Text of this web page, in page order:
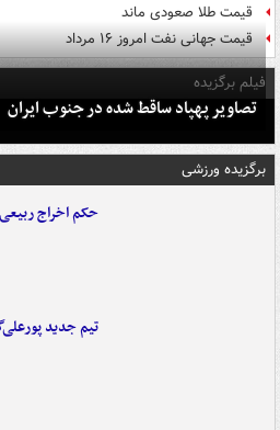
قیمت طلا صعودی ماند
قیمت جهانی نفت امروز ۱۶ مرداد
فیلم برگزیده
تصاویر پهپاد ساقط شده در جنوب ایران
برگزیده ورزشی
حکم اخراج
تیم جدید